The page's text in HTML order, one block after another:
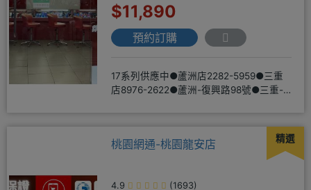
$11,890
預約訂購
17系列供應中●蘆洲店2282-5959●三重
店8976-2622●蘆洲-復興路98號●三重-
精選
桃園網通-桃園龍安店
4.9
(1693)